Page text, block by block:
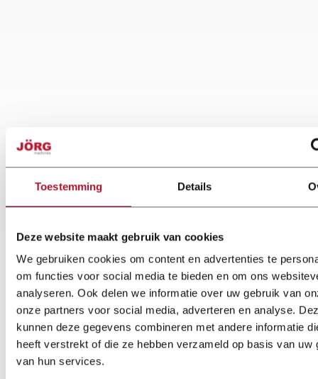
Toestemming Details
Deze website maakt gebruik van cookies
We gebruiken cookies om content en advertenties te
om functies voor social media te bieden en om ons
analyseren. Ook delen we informatie over uw gebruik van
onze partners voor social media, adverteren en analyse.
kunnen deze gegevens combineren met andere informatie
heeft verstrekt of die ze hebben verzameld op basis van uw
van hun services.